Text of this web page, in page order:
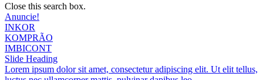
Close this search box.
Anuncie!
INKOR
KOMPRÃO
IMBICONT
Slide Heading
Lorem ipsum dolor sit amet, consectetur adipiscing elit. Ut elit tellus,